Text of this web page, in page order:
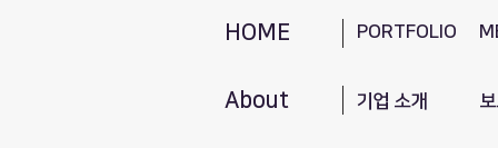
HOME PORTFOLIO
About 기업 소개